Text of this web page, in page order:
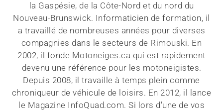
la Gaspésie, de la Côte-Nord et du nord du
Nouveau-Brunswick. Informaticien de formation, il
a travaillé de nombreuses années pour diverses
compagnies dans le secteurs de Rimouski. En
2002, il fonde Motoneiges.ca qui est rapidement
devenu une référence pour les motoneigistes.
Depuis 2008, il travaille à temps plein comme
chroniqueur de véhicule de loisirs. En 2012, il lance
le Magazine InfoQuad.com. Si lors d'une de vos